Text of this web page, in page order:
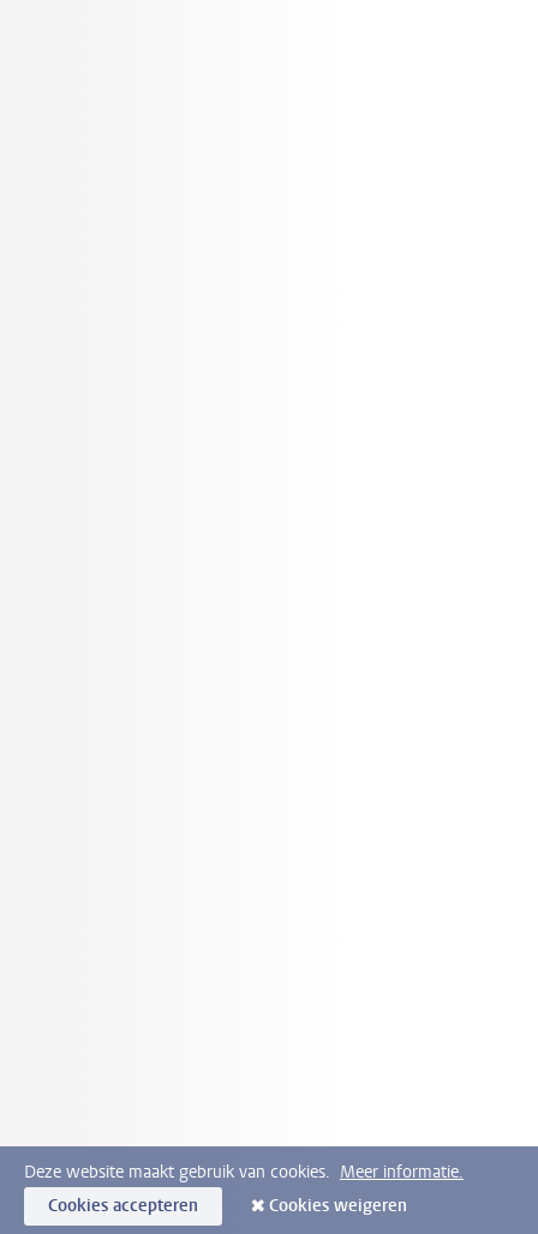
Deze website maakt gebruik van cookies. Meer informatie.
Cookies accepteren
Cookies weigeren